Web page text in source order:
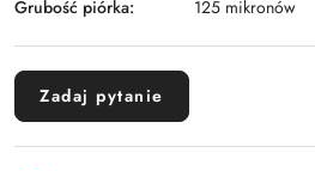
Grubość piórka: 125 mikronów
Zadaj pytanie